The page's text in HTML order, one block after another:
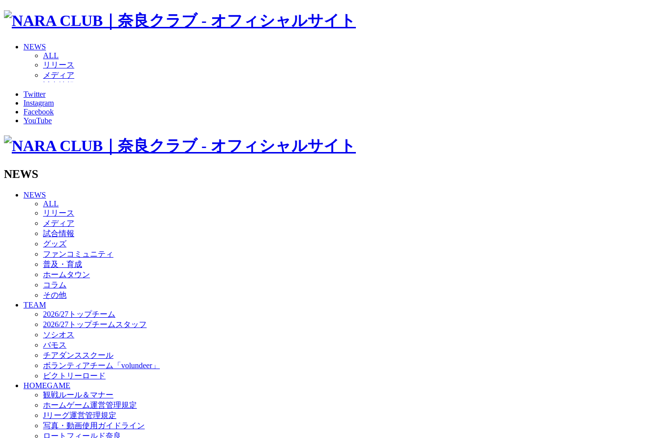
NEWS
ALL
リリース
メディア
グッズ
ファンコミュニティ
普及・育成
ホームタウン
その他
バモス
チアダンススクール
ボランティアチーム「volundeer」
ビクトリーロード
HOMEGAME
観戦ルール＆マナー
ホームゲーム運営管理規定
Jリーグ運営管理規定
写真・動画使用ガイドライン
ロートフィールド奈良
SCHEDULE
2026/27
練習見学時のファンサービスについて
TICKET
奈良クラブ明治安田J3リーグ2026/27シーズン試合観戦チケット
奈良クラブ明治安田Ｊ3リーグ 2026/27シーズン「鹿パス」
観戦ルール＆マナー
FANCOMMUNITY
2026/27ファンコミュニティ
サポートショップ
GOODS
オフィシャルストア（実店舗）
オンラインストア
ACADEMY
アカデミーについて
Twitter
Instagram
Facebook
YouTube
NEWS
NEWS
ALL
リリース
メディア
試合情報
グッズ
ファンコミュニティ
普及・育成
ホームタウン
コラム
その他
TEAM
2026/27トップチーム
2026/27トップチームスタッフ
ソシオス
バモス
チアダンススクール
ボランティアチーム「volundeer」
ビクトリーロード
HOMEGAME
観戦ルール＆マナー
ホームゲーム運営管理規定
Jリーグ運営管理規定
写真・動画使用ガイドライン
ロートフィールド奈良